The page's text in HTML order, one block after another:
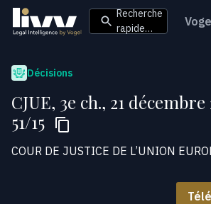
Recherche
rapide…
Décisions
CJUE, 3e ch., 21 décembre
51/15
COUR DE JUSTICE DE L’UNION